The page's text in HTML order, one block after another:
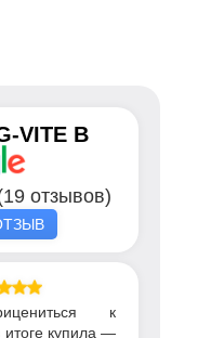
VITE В
отзывов)
к
купила —